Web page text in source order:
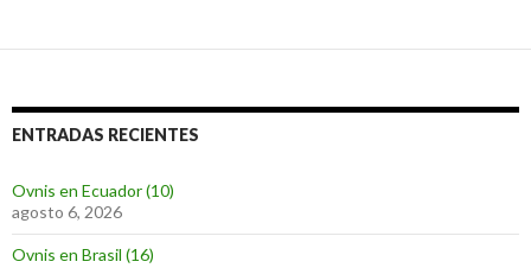
ENTRADAS RECIENTES
Ovnis en Ecuador (10)
agosto 6, 2026
Ovnis en Brasil (16)